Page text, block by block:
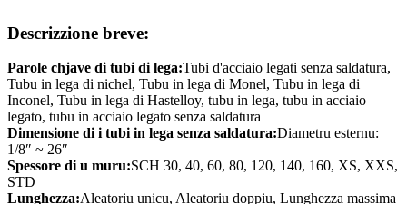
Descrizzione breve:
Parole chjave di tubi di lega:Tubi d'acciaio legati senza saldatura,
Tubu in lega di nichel, Tubu in lega di Monel, Tubu in lega di
Inconel, Tubu in lega di Hastelloy, tubu in lega, tubu in acciaio
legato, tubu in acciaio legato senza saldatura
Dimensione di i tubi in lega senza saldatura:Diametru esternu:
1/8″ ~ 26″
Spessore di u muru:SCH 30, 40, 60, 80, 120, 140, 160, XS, XXS,
STD
Lunghezza:Aleatoriu unicu, Aleatoriu doppiu, Lunghezza massima